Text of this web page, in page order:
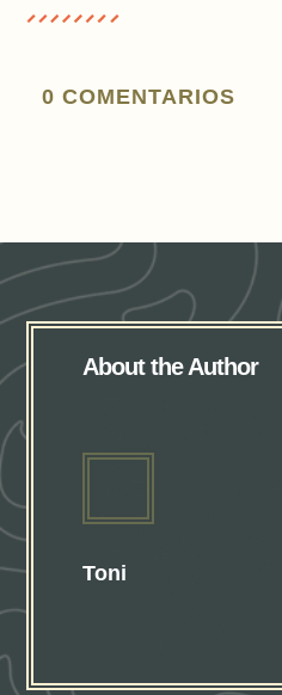
0 COMENTARIOS
About the Author
Toni